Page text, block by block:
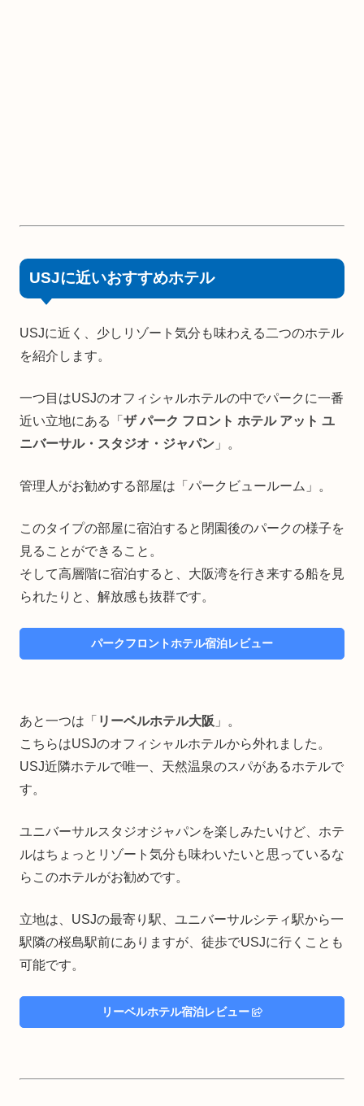
USJに近いおすすめホテル
USJに近く、少しリゾート気分も味わえる二つのホテル
を紹介します。
一つ目はUSJのオフィシャルホテルの中でパークに一番
近い立地にある「 ザ パーク フロント ホテル アット ユ
ニバーサル・スタジオ・ジャパン 」。
管理人がお勧めする部屋は「パークビュールーム」。
このタイプの部屋に宿泊すると閉園後のパークの様子を
見ることができること。
そして高層階に宿泊すると、大阪湾を行き来する船を見
られたりと、解放感も抜群です。
パークフロントホテル宿泊レビュー
あと一つは「 リーベルホテル大阪 」。
こちらはUSJのオフィシャルホテルから外れました。
USJ近隣ホテルで唯一、天然温泉のスパがあるホテルで
す。
ユニバーサルスタジオジャパンを楽しみたいけど、ホテ
ルはちょっとリゾート気分も味わいたいと思っているな
らこのホテルがお勧めです。
立地は、USJの最寄り駅、ユニバーサルシティ駅から一
駅隣の桜島駅前にありますが、徒歩でUSJに行くことも
可能です。
リーベルホテル宿泊レビュー